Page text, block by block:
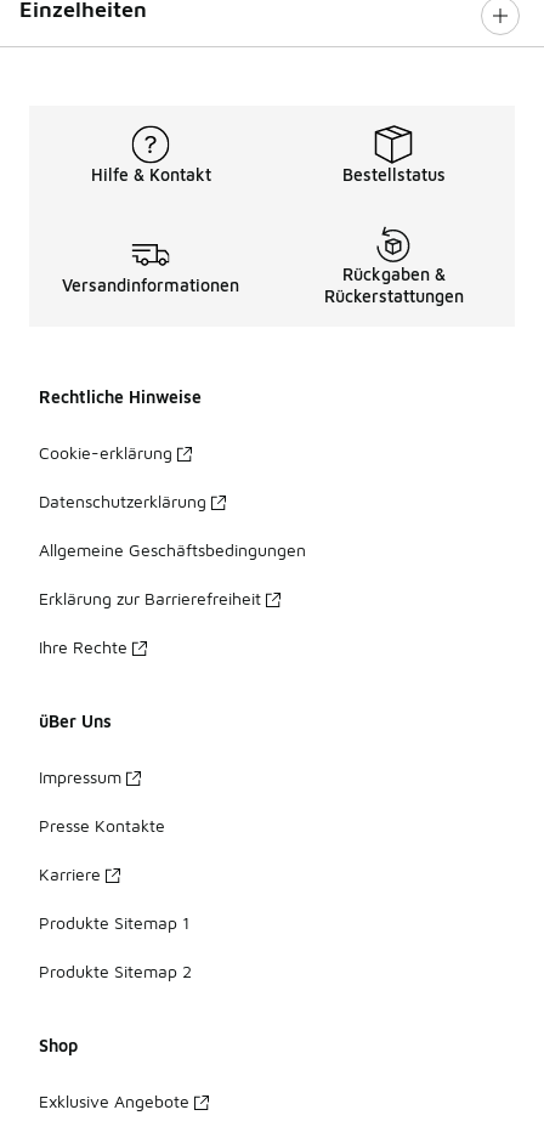
Einzelheiten
Hilfe & Kontakt Bestellstatus
Versandinformationen
Rückgaben &
Rückerstattungen
Rechtliche Hinweise
Cookie-erklärung
Datenschutzerklärung
Allgemeine Geschäftsbedingungen
Erklärung zur Barrierefreiheit
Ihre Rechte
üBer Uns
Impressum
Presse Kontakte
Karriere
Produkte Sitemap 1
Produkte Sitemap 2
Shop
Exklusive Angebote